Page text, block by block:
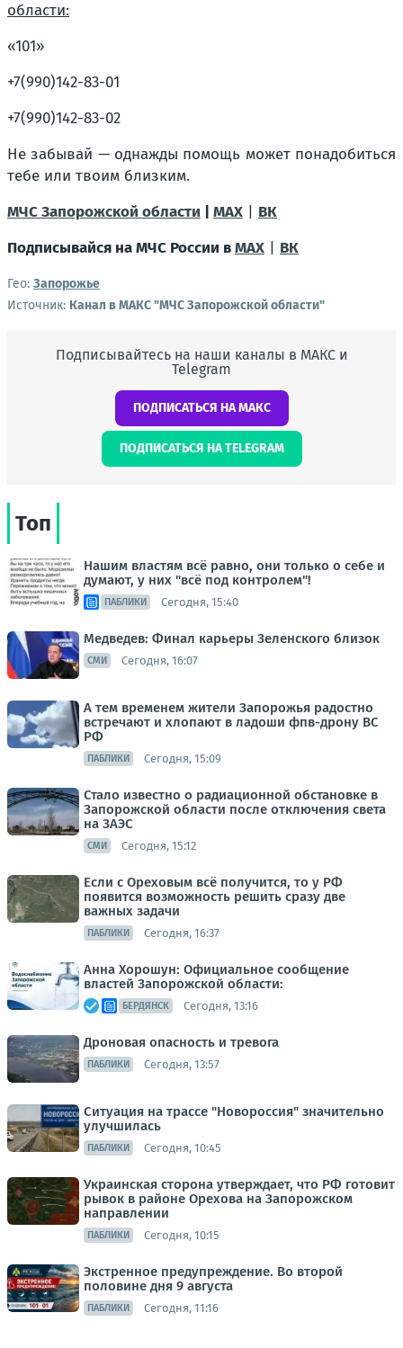
области:
«101»
+7(990)142-83-01
+7(990)142-83-02
Не забывай — однажды помощь может понадобиться
тебе или твоим близким.
МЧС Запорожской области
MAX
ВК
Подписывайся на МЧС России вMAX ВК
Гео: Запорожье
Источник: Канал в МАКС "МЧС Запорожской области"
Подписывайтесь на наши каналы в МАКС и
Telegram
ПОДПИСАТЬСЯ НА МАКС
ПОДПИСАТЬСЯ НА TELEGRAM
Топ
Нашим властям всё равно, они только о себе и
думают, у них "всё под контролем"!
ПАБЛИКИ Сегодня, 15:40
Медведев: Финал карьеры Зеленского близок
СМИ Сегодня, 16:07
А тем временем жители Запорожья радостно
встречают и хлопают в ладоши фпв-дрону ВС
РФ
ПАБЛИКИ Сегодня, 15:09
Стало известно о радиационной обстановке в
Запорожской области после отключения света
на ЗАЭС
СМИ Сегодня, 15:12
Если с Ореховым всё получится, то у РФ
появится возможность решить сразу две
важных задачи
ПАБЛИКИ Сегодня, 16:37
Анна Хорошун: Официальное сообщение
властей Запорожской области:
БЕРДЯНСК Сегодня, 13:16
Дроновая опасность и тревога
ПАБЛИКИ Сегодня, 13:57
Ситуация на трассе "Новороссия" значительно
улучшилась
ПАБЛИКИ Сегодня, 10:45
Украинская сторона утверждает, что РФ готовит
рывок в районе Орехова на Запорожском
направлении
ПАБЛИКИ Сегодня, 10:15
Экстренное предупреждение. Во второй
половине дня 9 августа
ПАБЛИКИ Сегодня, 11:16